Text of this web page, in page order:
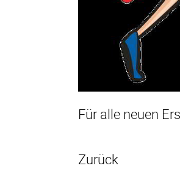
Für alle neuen
Zurück